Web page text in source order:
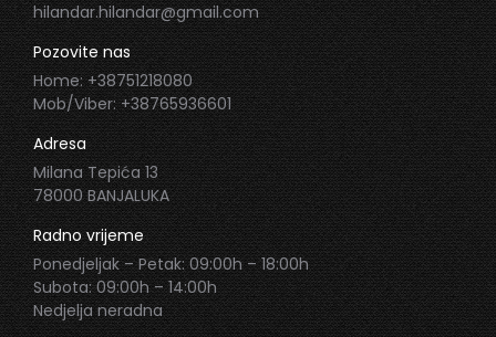
hilandar.hilandar@gmail.com
Pozovite nas
Home: +38751218080
Mob/Viber: +38765936601
Adresa
Milana Tepića 13
78000 BANJALUKA
Radno vrijeme
Ponedjeljak – Petak: 09:00h – 18:00h
Subota: 09:00h – 14:00h
Nedjelja neradna